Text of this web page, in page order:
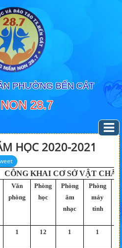
PHƯỜNG BẾN CÁT
28.7
HỌC 2020-2021
CÔNG KHAI CƠ SỞ VẬT CHẤT
Văn
phòng
Phòng
học
Phòng
âm
nhạc
Phòng
máy
tính
1 12 1 1